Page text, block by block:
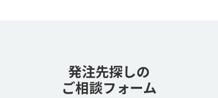
発注先探しの
ご相談フォーム